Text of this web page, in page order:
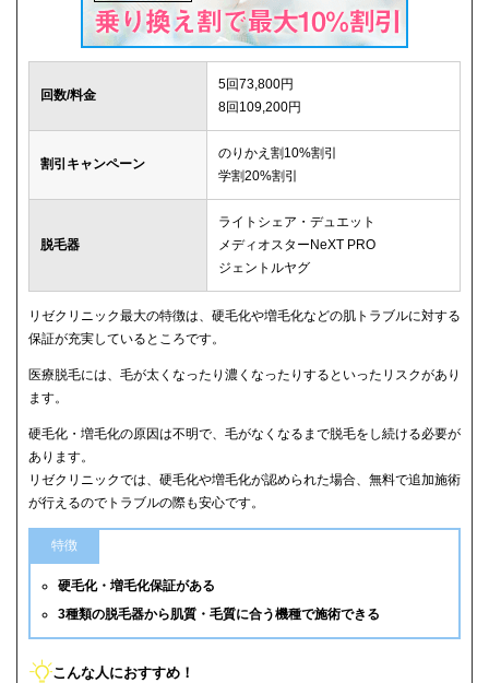
回数/料金
5回73,800円
8回109,200円
割引キャンペーン
のりかえ割10%割引
学割20%割引
脱毛器
ライトシェア・デュエット
メディオスターNeXT PRO
ジェントルヤグ
リゼクリニック最大の特徴は、硬毛化や増毛化などの肌トラブルに対する
保証が充実しているところです。
医療脱毛には、毛が太くなったり濃くなったりするといったリスクがあり
ます。
硬毛化・増毛化の原因は不明で、毛がなくなるまで脱毛をし続ける必要が
あります。
リゼクリニックでは、硬毛化や増毛化が認められた場合、無料で追加施術
が行えるのでトラブルの際も安心です。
特徴
硬毛化・増毛化保証がある
3種類の脱毛器から肌質・毛質に合う機種で施術できる
こんな人におすすめ！